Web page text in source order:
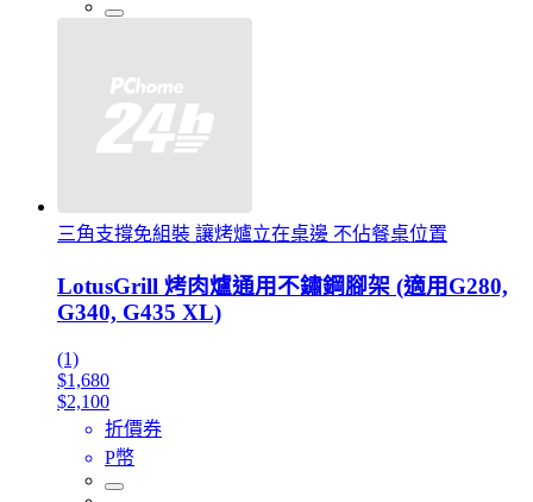
三角支撐免組裝 讓烤爐立在桌邊 不佔餐桌位置
LotusGrill 烤肉爐通用不鏽鋼腳架 (適用G280,
G340, G435 XL)
(1)
$1,680
$2,100
折價券
P幣